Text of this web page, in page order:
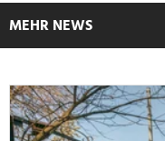
MEHR NEWS